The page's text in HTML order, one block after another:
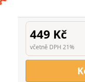
449 Kč
včetně DPH 21%